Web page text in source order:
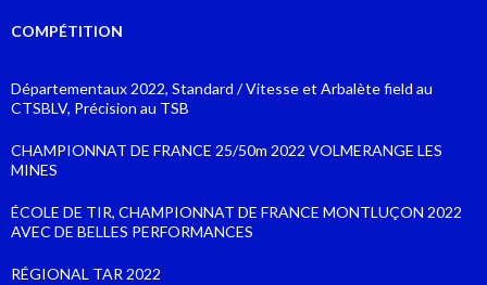
COMPÉTITION
Départementaux 2022, Standard / Vitesse et Arbalète field au
CTSBLV, Précision au TSB
CHAMPIONNAT DE FRANCE 25/50m 2022 VOLMERANGE LES
MINES
ÉCOLE DE TIR, CHAMPIONNAT DE FRANCE MONTLUÇON 2022
AVEC DE BELLES PERFORMANCES
RÉGIONAL TAR 2022